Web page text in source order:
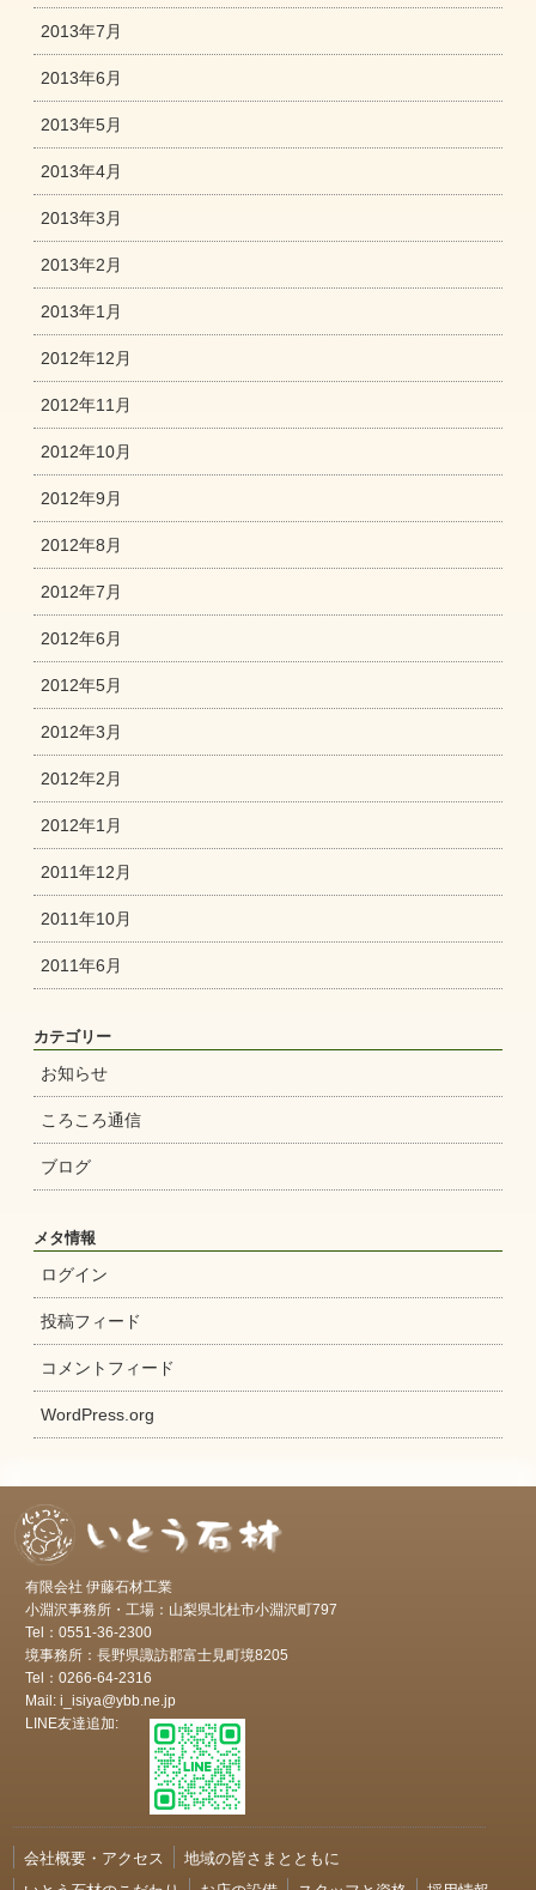
2013年7月
2013年6月
2013年5月
2013年4月
2013年3月
2013年2月
2013年1月
2012年12月
2012年11月
2012年10月
2012年9月
2012年8月
2012年7月
2012年6月
2012年5月
2012年3月
2012年2月
2012年1月
2011年12月
2011年10月
2011年6月
カテゴリー
お知らせ
ころころ通信
ブログ
メタ情報
ログイン
投稿フィード
コメントフィード
WordPress.org
有限会社 伊藤石材工業
小淵沢事務所・工場：山梨県北杜市小淵沢町797
Tel：0551-36-2300
境事務所：長野県諏訪郡富士見町境8205
Tel：0266-64-2316
Mail: i_isiya@ybb.ne.jp
LINE友達追加:
会社概要・アクセス
地域の皆さまとともに